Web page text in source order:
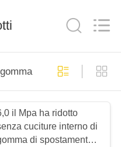
175
riduttore
il Mpa ha ridotto
cuciture interno di
di spostamento